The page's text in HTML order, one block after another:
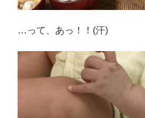
…って、あっ！！(汗)